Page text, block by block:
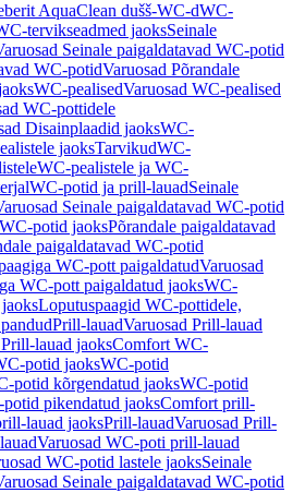
AquaClean dušš-WC-dWC-
tervikseadmed jaoksSeinale
Seinale paigaldatavad WC-potid
WC-potidVaruosad Põrandale
WC-pealisedVaruosad WC-pealised
WC-pottidele
Disainplaadid jaoksWC-
jaoksTarvikudWC-
WC-pealistele ja WC-
WC-potid ja prill-lauadSeinale
Seinale paigaldatavad WC-potid
potid jaoksPõrandale paigaldatavad
paigaldatavad WC-potid
WC-pott paigaldatudVaruosad
WC-pott paigaldatud jaoksWC-
Loputuspaagid WC-pottidele,
Prill-lauadVaruosad Prill-lauad
lauad jaoksComfort WC-
potid jaoksWC-potid
potid kõrgendatud jaoksWC-potid
pikendatud jaoksComfort prill-
lauad jaoksPrill-lauadVaruosad Prill-
Varuosad WC-poti prill-lauad
WC-potid lastele jaoksSeinale
Seinale paigaldatavad WC-potid